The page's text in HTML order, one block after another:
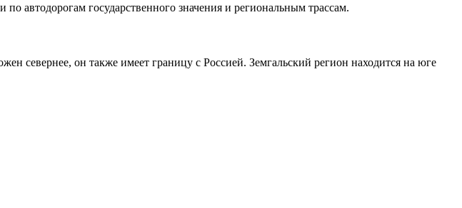
автодорогам государственного значения и региональным трассам.
севернее, он также имеет границу с Россией. Земгальский регион находится на юге